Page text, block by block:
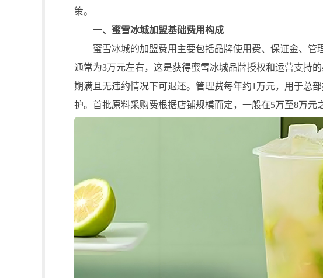
策。
一、蜜雪冰城加盟基础费用构成
蜜雪冰城的加盟费用主要包括品牌使用费、保证金、管
通常为3万元左右，这是获得蜜雪冰城品牌授权和运营支持
期满且无违约情况下可退还。管理费每年约1万元，用于总
护。首批原料采购费根据店铺规模而定，一般在5万至8万元